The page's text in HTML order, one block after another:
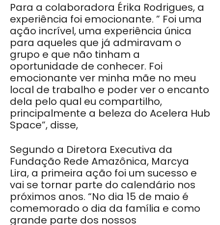
Para a colaboradora Érika Rodrigues, a
experiência foi emocionante. ” Foi uma
ação incrível, uma experiência única
para aqueles que já admiravam o
grupo e que não tinham a
oportunidade de conhecer. Foi
emocionante ver minha mãe no meu
local de trabalho e poder ver o encanto
dela pelo qual eu compartilho,
principalmente a beleza do Acelera Hub
Space”, disse,
Segundo a Diretora Executiva da
Fundação Rede Amazônica, Marcya
Lira, a primeira ação foi um sucesso e
vai se tornar parte do calendário nos
próximos anos. “No dia 15 de maio é
comemorado o dia da família e como
grande parte dos nossos